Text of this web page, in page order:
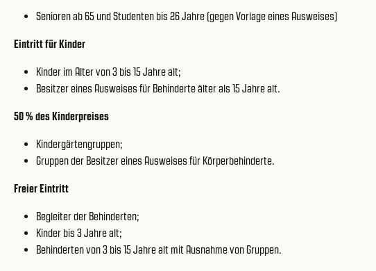
Senioren ab 65 und Studenten bis 26 Jahre (gegen Vorlage eines Ausweises)
Eintritt für Kinder
Kinder im Alter von 3 bis 15 Jahre alt;
Besitzer eines Ausweises für Behinderte älter als 15 Jahre alt.
50 % des Kinderpreises
Kindergärtengruppen;
Gruppen der Besitzer eines Ausweises für Körperbehinderte.
Freier Eintritt
Begleiter der Behinderten;
Kinder bis 3 Jahre alt;
Behinderten von 3 bis 15 Jahre alt mit Ausnahme von Gruppen.